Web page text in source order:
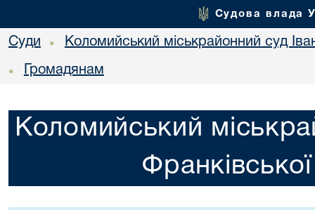
Судова влада
Суди • Коломийський міськрайонний суд
• Громадянам
Коломийський